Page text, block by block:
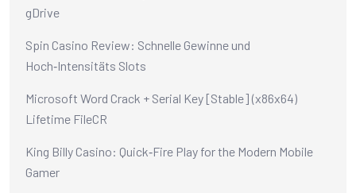
gDrive
Spin Casino Review: Schnelle Gewinne und
Hoch‑Intensitäts Slots
Microsoft Word Crack + Serial Key [Stable] (x86x64)
Lifetime FileCR
King Billy Casino: Quick‑Fire Play for the Modern Mobile
Gamer